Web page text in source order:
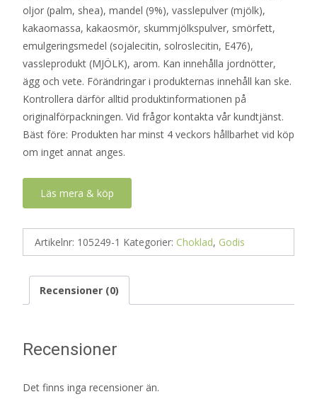
oljor (palm, shea), mandel (9%), vasslepulver (mjölk),
kakaomassa, kakaosmör, skummjölkspulver, smörfett,
emulgeringsmedel (sojalecitin, solroslecitin, E476),
vassleprodukt (MJÖLK), arom. Kan innehålla jordnötter,
ägg och vete. Förändringar i produkternas innehåll kan ske.
Kontrollera därför alltid produktinformationen på
originalförpackningen. Vid frågor kontakta vår kundtjänst.
Bäst före: Produkten har minst 4 veckors hållbarhet vid köp
om inget annat anges.
Läs mera & köp
Artikelnr: 105249-1 Kategorier: Choklad, Godis
Recensioner (0)
Recensioner
Det finns inga recensioner än.